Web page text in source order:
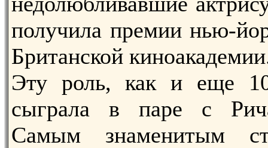
получила премии нью-
Британской
Эту роль, как и еще
сыграла в паре с
Самым знаменитым